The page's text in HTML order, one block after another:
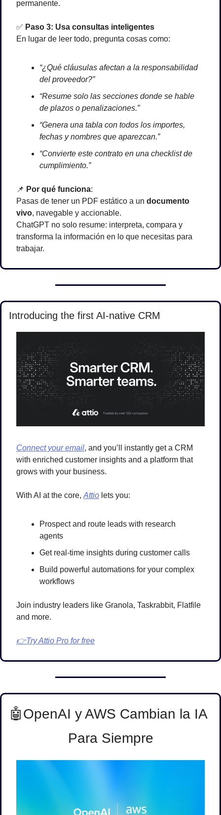
permanente.
✅ Paso 3: Usa consultas inteligentes
En lugar de leer todo, pregunta cosas como:
“¿Qué cláusulas afectan a la responsabilidad
del proveedor?”
“Resume solo las secciones donde se hable
de plazos o penalizaciones.”
“Genera una tabla con todos los importes,
fechas y nombres que aparezcan.”
“Convierte este contrato en una checklist de
cumplimiento.”
📌 Por qué funciona:
Pasas de tener un PDF estático a un documento
vivo, navegable y accionable.
ChatGPT no solo resume: interpreta, compara y
transforma la información en lo que necesitas para
trabajar.
Introducing the first AI-native CRM
Connect your email, and you’ll instantly get a CRM
with enriched customer insights and a platform that
grows with your business.
With AI at the core, Attio lets you:
Prospect and route leads with research
agents
Get real-time insights during customer calls
Build powerful automations for your complex
workflows
Join industry leaders like Granola, Taskrabbit, Flatfile
and more.
👉Try Attio Pro for free
🤖OpenAI y AWS Cambian la IA
Para Siempre